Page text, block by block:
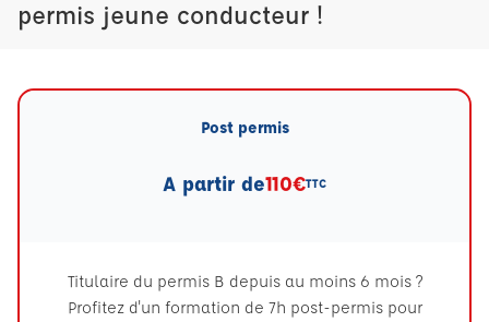
permis jeune conducteur !
Post permis
A partir de110€TTC
Titulaire du permis B depuis au moins 6 mois ?
Profitez d'un formation de 7h post-permis pour